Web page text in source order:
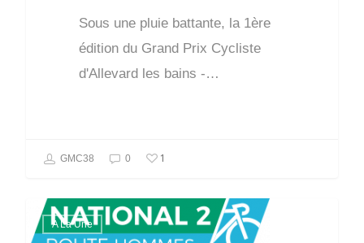
Sous une pluie battante, la 1ère
édition du Grand Prix Cycliste
d'Allevard les bains -…
GMC38 0 1
A La Une